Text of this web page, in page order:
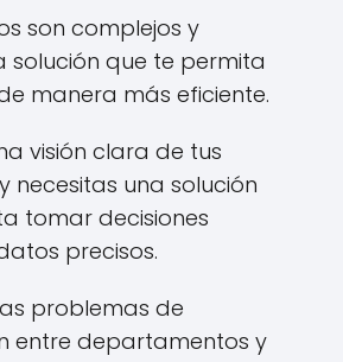
son complejos y
solución que te permita
manera más eficiente.
visión clara de tus
necesitas una solución
tomar decisiones
precisos.
problemas de
entre departamentos y